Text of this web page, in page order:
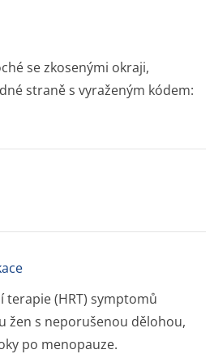
se zkosenými okraji,
straně s vyraženým kódem:
(HRT) symptomů
žen s neporušenou dělohou,
po menopauze.